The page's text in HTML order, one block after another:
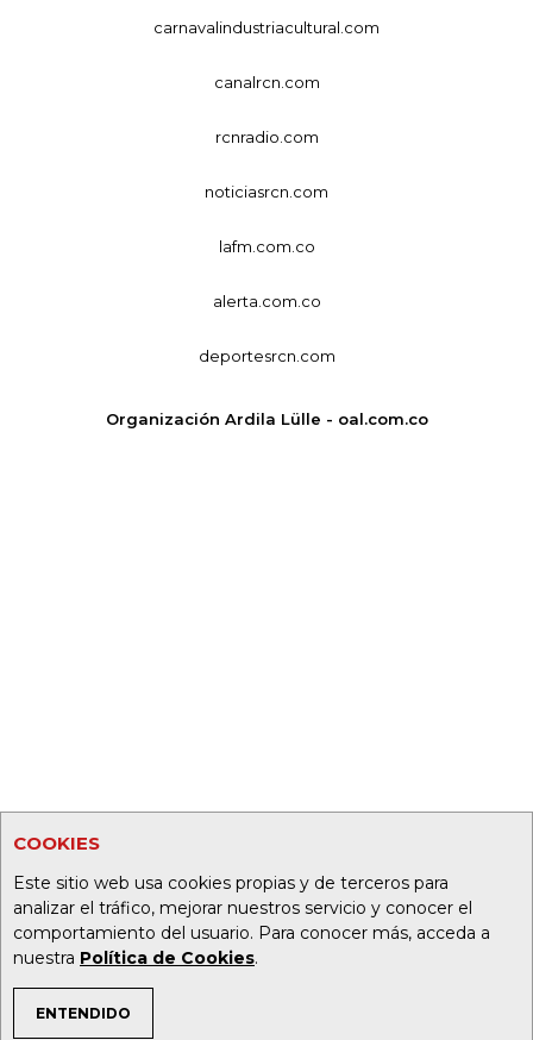
COOKIES
Este sitio web usa cookies propias y de terceros para
analizar el tráfico, mejorar nuestros servicio y conocer el
comportamiento del usuario. Para conocer más, acceda a
nuestra Política de Cookies.
ENTENDIDO
carnavalindustriacultural.com
canalrcn.com
rcnradio.com
noticiasrcn.com
lafm.com.co
alerta.com.co
deportesrcn.com
Organización Ardila Lülle - oal.com.co